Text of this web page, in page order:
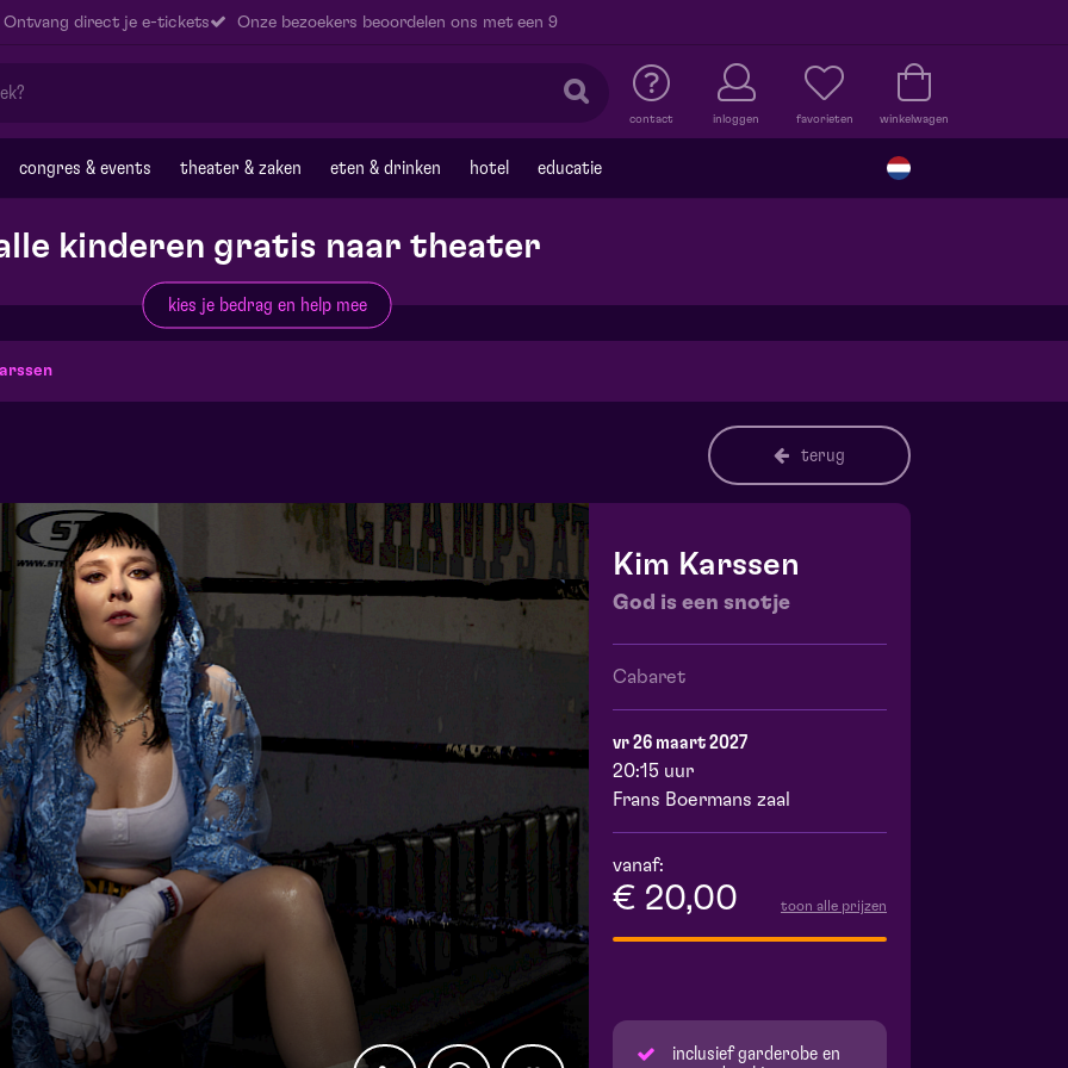
Ontvang direct je e-tickets Onze bezoekers beoordelen ons met een 9
contact inloggen favorieten winkelwagen
congres & events theater & zaken eten & drinken hotel educatie
kinderen gratis naar theater
kies je bedrag en help mee
terug
Kim Karssen
God is een snotje
Cabaret
vr 26 maart 2027
20:15 uur
Frans Boermans zaal
vanaf:
€ 20,00 toon alle prijzen
inclusief garderobe en